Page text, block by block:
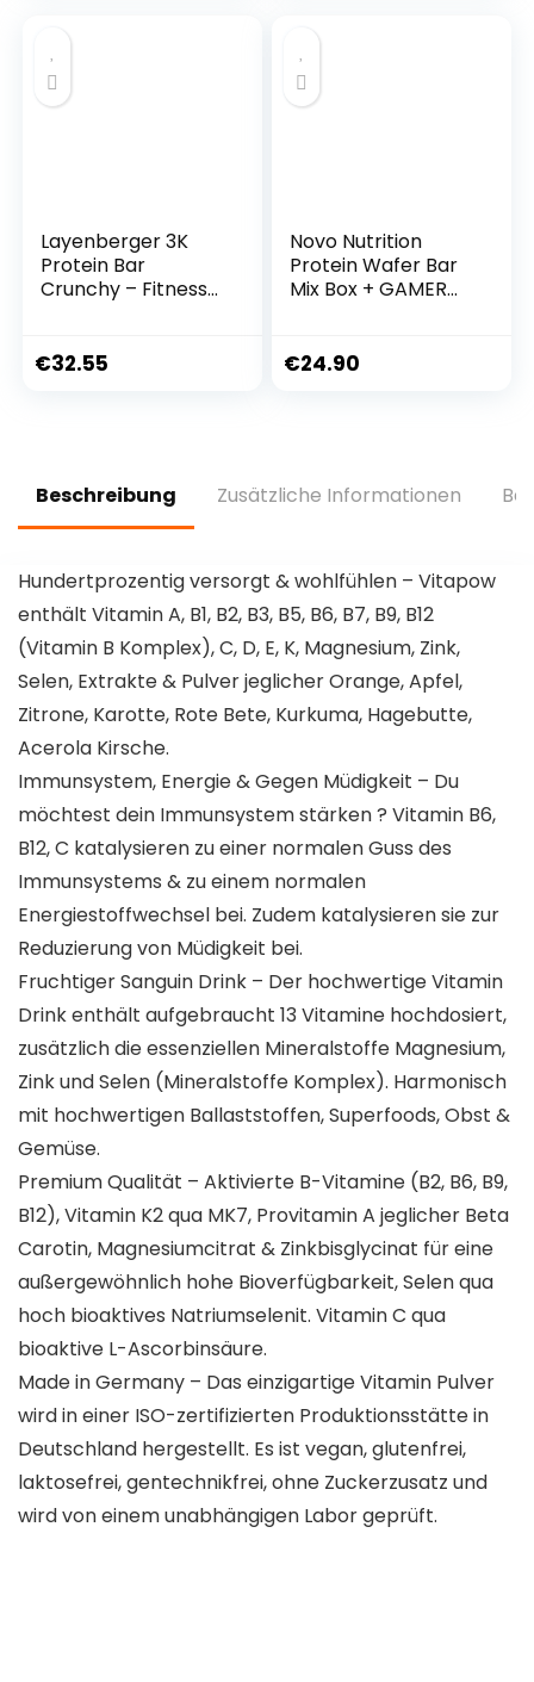
Layenberger 3K
Protein Bar
Crunchy – Fitness
Pack (15 x 45 g) –
€32.55
Novo Nutrition
Protein Wafer Bar
Mix Box + GAMER
Pack (MIX BOX, 10 x
€24.90
Beschreibung Zusätzliche Informationen
Hundertprozentig versorgt & wohlfühlen – Vitapow
enthält Vitamin A, B1, B2, B3, B5, B6, B7, B9, B12
(Vitamin B Komplex), C, D, E, K, Magnesium, Zink,
Selen, Extrakte & Pulver jeglicher Orange, Apfel,
Zitrone, Karotte, Rote Bete, Kurkuma, Hagebutte,
Acerola Kirsche.
Immunsystem, Energie & Gegen Müdigkeit – Du
möchtest dein Immunsystem stärken ? Vitamin B6,
B12, C katalysieren zu einer normalen Guss des
Immunsystems & zu einem normalen
Energiestoffwechsel bei. Zudem katalysieren sie zur
Reduzierung von Müdigkeit bei.
Fruchtiger Sanguin Drink – Der hochwertige Vitamin
Drink enthält aufgebraucht 13 Vitamine hochdosiert,
zusätzlich die essenziellen Mineralstoffe Magnesium,
Zink und Selen (Mineralstoffe Komplex). Harmonisch
mit hochwertigen Ballaststoffen, Superfoods, Obst &
Gemüse.
Premium Qualität – Aktivierte B-Vitamine (B2, B6, B9,
B12), Vitamin K2 qua MK7, Provitamin A jeglicher Beta
Carotin, Magnesiumcitrat & Zinkbisglycinat für eine
außergewöhnlich hohe Bioverfügbarkeit, Selen qua
hoch bioaktives Natriumselenit. Vitamin C qua
bioaktive L-Ascorbinsäure.
Made in Germany – Das einzigartige Vitamin Pulver
wird in einer ISO-zertifizierten Produktionsstätte in
Deutschland hergestellt. Es ist vegan, glutenfrei,
laktosefrei, gentechnikfrei, ohne Zuckerzusatz und
wird von einem unabhängigen Labor geprüft.